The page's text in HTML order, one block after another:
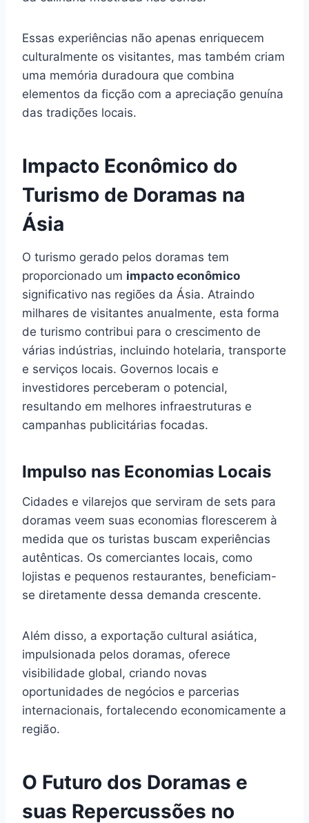
Essas experiências não apenas enriquecem
culturalmente os visitantes, mas também criam
uma memória duradoura que combina
elementos da ficção com a apreciação genuína
das tradições locais.
Impacto Econômico do
Turismo de Doramas na
Ásia
O turismo gerado pelos doramas tem
proporcionado um impacto econômico
significativo nas regiões da Ásia. Atraindo
milhares de visitantes anualmente, esta forma
de turismo contribui para o crescimento de
várias indústrias, incluindo hotelaria, transporte
e serviços locais. Governos locais e
investidores perceberam o potencial,
resultando em melhores infraestruturas e
campanhas publicitárias focadas.
Impulso nas Economias Locais
Cidades e vilarejos que serviram de sets para
doramas veem suas economias florescerem à
medida que os turistas buscam experiências
autênticas. Os comerciantes locais, como
lojistas e pequenos restaurantes, beneficiam-
se diretamente dessa demanda crescente.
Além disso, a exportação cultural asiática,
impulsionada pelos doramas, oferece
visibilidade global, criando novas
oportunidades de negócios e parcerias
internacionais, fortalecendo economicamente a
região.
O Futuro dos Doramas e
suas Repercussões no